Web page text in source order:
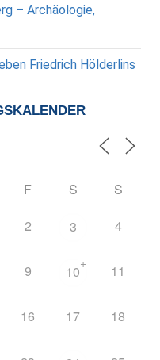
– Archäologie,
Friedrich Hölderlins
F S S
2 3 4
9 10+ 11
16 17 18